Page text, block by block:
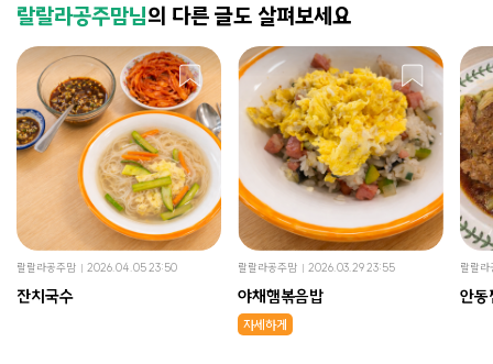
랄랄라공주맘님의 다른 글도 살펴보세요
랄랄라공주맘 2026.04.05 23:50
잔치국수
랄랄라공주맘 2026.03.29 23:55
야채햄볶음밥
자세하게
랄랄라
안동